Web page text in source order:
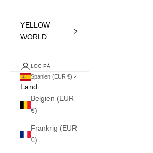
YELLOW
WORLD
LOG PÅ
Spanien (EUR €)
Land
Belgien (EUR
€)
Frankrig (EUR
€)